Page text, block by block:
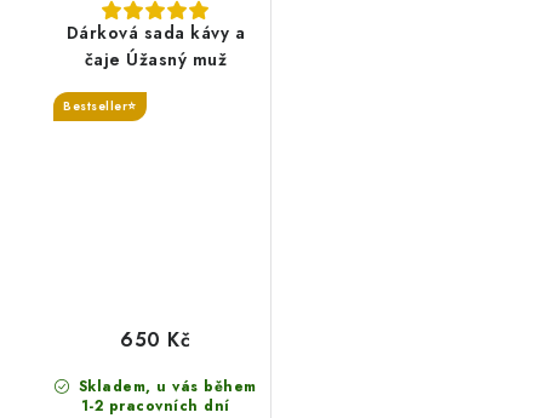
Dárková sada kávy a
čaje Úžasný muž
Bestseller⭐
Skladem, u vás během
1-2 pracovních dní
650 Kč